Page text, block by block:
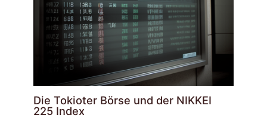
Die Tokioter Börse und der NIKKEI
225 Index